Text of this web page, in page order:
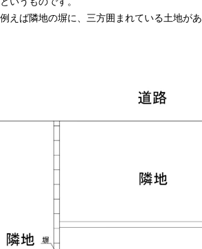
例えば隣地の塀に、三方囲まれている土地があ